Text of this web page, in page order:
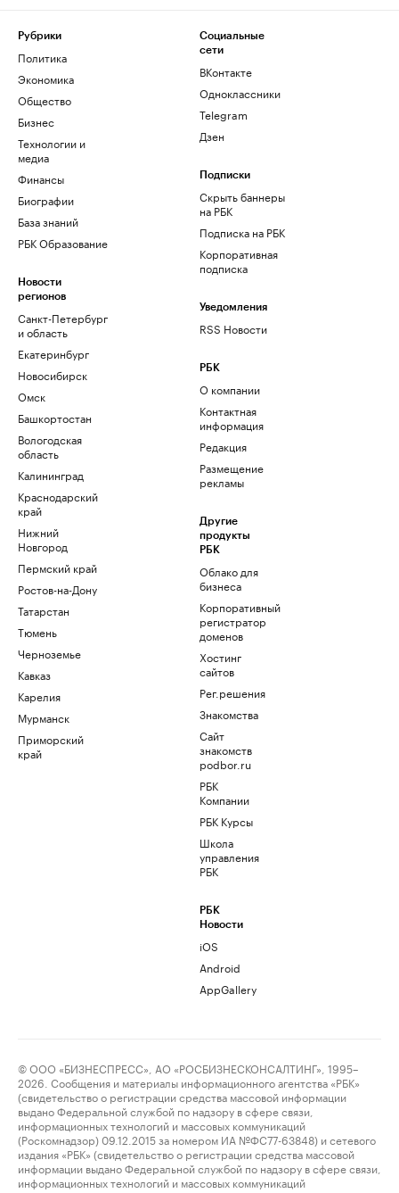
Рубрики
Политика
Экономика
Общество
Бизнес
Технологии и
медиа
Финансы
Биографии
База знаний
РБК Образование
Новости
регионов
Санкт-Петербург
и область
Екатеринбург
Новосибирск
Омск
Башкортостан
Вологодская
область
Калининград
Краснодарский
край
Нижний
Новгород
Пермский край
Ростов-на-Дону
Татарстан
Тюмень
Черноземье
Кавказ
Карелия
Мурманск
Приморский
край
Социальные
сети
ВКонтакте
Одноклассники
Telegram
Дзен
Подписки
Скрыть баннеры
на РБК
Подписка на РБК
Корпоративная
подписка
Уведомления
RSS Новости
РБК
О компании
Контактная
информация
Редакция
Размещение
рекламы
Другие
продукты
РБК
Облако для
бизнеса
Корпоративный
регистратор
доменов
Хостинг
сайтов
Рег.решения
Знакомства
Сайт
знакомств
podbor.ru
РБК
Компании
РБК Курсы
Школа
управления
РБК
РБК
Новости
iOS
Android
AppGallery
© ООО «БИЗНЕСПРЕСС», АО «РОСБИЗНЕСКОНСАЛТИНГ», 1995–
2026. Сообщения и материалы информационного агентства «РБК»
(свидетельство о регистрации средства массовой информации
выдано Федеральной службой по надзору в сфере связи,
информационных технологий и массовых коммуникаций
(Роскомнадзор) 09.12.2015 за номером ИА №ФС77-63848) и сетевого
издания «РБК» (свидетельство о регистрации средства массовой
информации выдано Федеральной службой по надзору в сфере связи,
информационных технологий и массовых коммуникаций